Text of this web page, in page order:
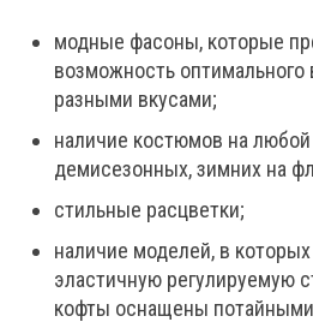
модные фасоны, которые
возможность
разными вкусами;
наличие костюмов на любой
демисезонных, зимних на
стильные расцветки;
наличие моделей, в
эластичную регулируемую
кофты оснащены